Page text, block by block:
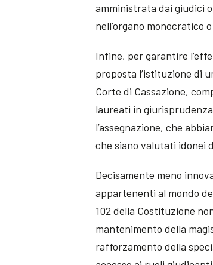
amministrata dai giudici
nell’organo monocratico
Infine, per garantire
proposta l’istituzione di
Corte di Cassazione,
laureati in
l’assegnazione, che
che siano valutati idonei
Decisamente meno
appartenenti al mondo
102 della Costituzione
mantenimento della
rafforzamento della